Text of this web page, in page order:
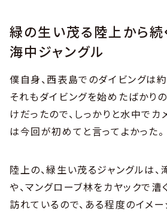
緑の生い茂る陸上から続
海中ジャングル
僕自身、西表島でのダイビングは約
それもダイビングを始めたばかり
けだったので、しっかりと水中でカ
は今回が初めてと言ってよかった。
陸上の、緑生い茂るジャングルは
や、マングローブ林をカヤックで漕
訪れているので、ある程度のイメ